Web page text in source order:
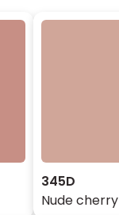
345D
Nude cherry